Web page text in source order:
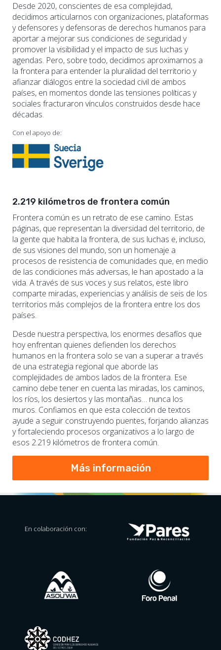
Desde 2020, conscientes de esa complejidad,
decidimos articularnos con organizaciones, plataformas
y defensores y defensoras de derechos humanos para
aportar a mejorar sus condiciones de seguridad y
promover la visibilidad y el impacto de sus luchas y
agendas. Pero, sobre todo, decidimos aproximarnos a
la frontera para entender la pluralidad del territorio y
afianzar diálogos entre la sociedad civil de ambos
países, en momentos donde las tensiones políticas y
sociales fracturaron vínculos construidos desde hace
décadas.
Con el apoyo de:
2.219 kilómetros de frontera común
Frontera común es un retrato de ese camino. Estas
páginas, que representan la diversidad del territorio, de
la gente que habita la frontera, de sus luchas e, incluso,
de sus visiones del mundo, son un homenaje a
procesos de resistencia de comunidades que, en medio
de las condiciones más adversas, le han apostado a la
vida. A través de sus voces y sus relatos, este libro
comparte miradas, experiencias y análisis de seis de los
territorios más complejos de la frontera entre los dos
países.
Desde nuestra perspectiva, los enormes desafíos que
hoy enfrentan quienes defienden los derechos
humanos en la frontera solo se van a superar a través
de una estrategia regional que aborde las
complejidades de ambos lados de la frontera. Ese
camino debe tener en cuenta las miradas, los caminos,
los ríos, los desiertos y las montañas… nunca los
muros. Confiamos en que esta colección de textos
ayude a seguir construyendo puentes, forjando alianzas
y fortaleciendo procesos organizativos a lo largo de
esos 2.219 kilómetros de frontera común.
Más información
En colaboración con: